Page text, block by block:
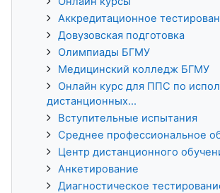
Аккредитационное
Довузовская подготовка
Олимпиады БГМУ
Медицинский колледж БГМУ
Онлайн курс для ППС по
дистанционных...
Вступительные испытания
Среднее профессиональное
Центр дистанционного
Анкетирование
Диагностическое